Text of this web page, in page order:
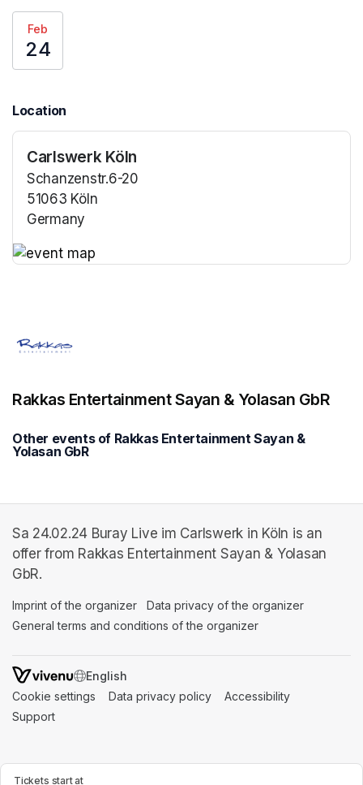
Feb
24
Location
Carlswerk Köln
Schanzenstr.6-20
51063 Köln
Germany
Tickets start at
Rakkas Entertainment Sayan & Yolasan GbR
Other events of Rakkas Entertainment Sayan &
Yolasan GbR
Sa 24.02.24 Buray Live im Carlswerk in Köln is an
offer from Rakkas Entertainment Sayan & Yolasan
GbR.
Imprint of the organizer (opens in a new tab)
Data privacy of the organizer
General terms and conditions of the organizer
SWITCH LANGUAGE
Cookie settings (opens in a new tab)
Data privacy policy (opens in a new tab)
Accessibility
Support